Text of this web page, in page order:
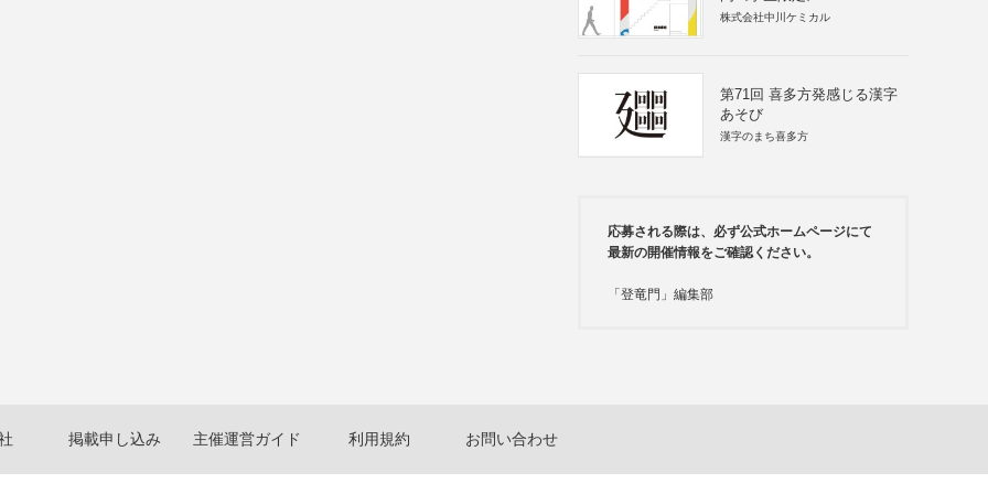
株式会社中川ケミカル
第71回 喜多方発感じる漢字
あそび
漢字のまち喜多方
応募される際は、必ず公式ホームページにて
最新の開催情報をご確認ください。
「登竜門」編集部
掲載申し込み 主催運営ガイド 利用規約 お問い合わせ